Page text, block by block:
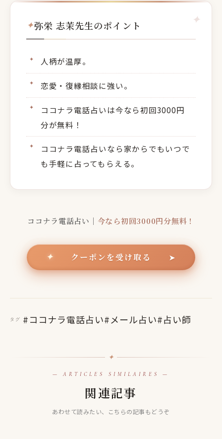
弥栄 志茉先生のポイント
人柄が温厚。
恋愛・復縁相談に強い。
ココナラ電話占いは今なら初回3000円
分が無料！
ココナラ電話占いなら家からでもいつで
も手軽に占ってもらえる。
ココナラ電話占い｜ 今なら初回3000円分無料！
✦ クーポンを受け取る ➤
タグ #ココナラ電話占い#メール占い#占い師
✦
— ARTICLES SIMILAIRES —
関連記事
あわせて読みたい、こちらの記事もどうぞ
【ココナラ電話占い】旧約ヨブ先生は当たる！？当たらな
【ココナラ電話占い】真美夜★ｽﾋﾟﾘﾁｭｱﾙ鑑定士先生は当た
る！？当たらない口コミ評判も徹底検証！
【ココナラ電話占い】易えき かれん先生は当たる！？当た